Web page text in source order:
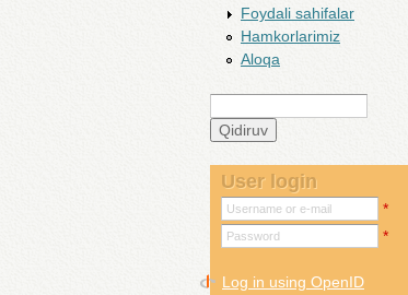
Foydali sahifalar
Hamkorlarimiz
Aloqa
Search form
User login
Username or e-mail *
Password *
Log in using OpenID